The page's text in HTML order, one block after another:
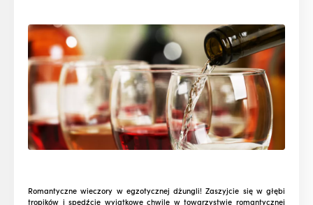
Romantyczne wieczory w egzotycznej dżungli! Zaszyjcie się w głębi
tropików i spędźcie wyjątkowe chwile w towarzystwie romantycznej